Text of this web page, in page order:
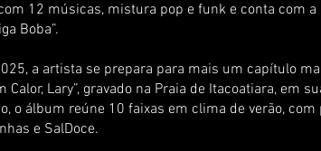
12 músicas, mistura pop e funk e conta com
Boba”.
a artista se prepara para mais um capítulo
Calor, Lary”, gravado na Praia de Itacoatiara, em
o álbum reúne 10 faixas em clima de verão,
e SalDoce.